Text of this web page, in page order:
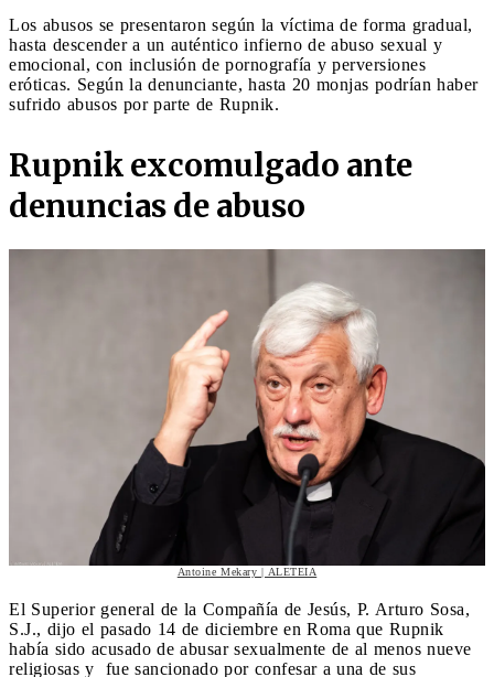
Los abusos se presentaron según la víctima de forma gradual,
hasta descender a un auténtico infierno de abuso sexual y
emocional, con inclusión de pornografía y perversiones
eróticas. Según la denunciante, hasta 20 monjas podrían haber
sufrido abusos por parte de Rupnik.
Rupnik excomulgado ante
denuncias de abuso
Antoine Mekary | ALETEIA
El Superior general de la Compañía de Jesús, P. Arturo Sosa,
S.J., dijo el pasado 14 de diciembre en Roma que Rupnik
había sido acusado de abusar sexualmente de al menos nueve
religiosas y fue sancionado por confesar a una de sus